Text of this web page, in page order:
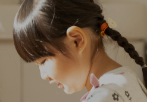
作り～にじ組～2026.08.0